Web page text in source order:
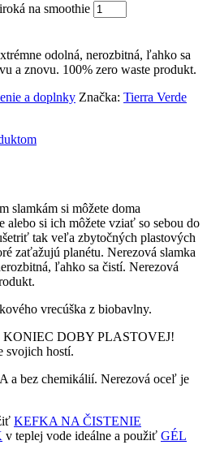
na smoothie
odolná, nerozbitná, ľahko sa
a znovu. 100% zero waste produkt.
a doplnky Značka: Tierra Verde
slamkám si môžete doma
si ich môžete vziať so sebou do
tak veľa zbytočných plastových
zaťažujú planétu. Nerezová slamka
ľahko sa čistí. Nerezová
vrecúška z biobavlny.
KONIEC DOBY PLASTOVEJ!
svojich hostí.
a bez chemikálií. Nerezová oceľ je
KEFKA NA ČISTENIE
v teplej vode ideálne a použiť GÉL